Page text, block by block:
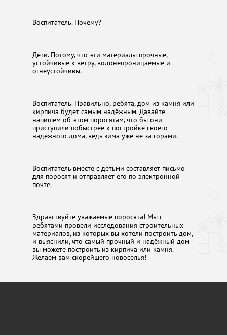
Воспитатель. Почему?
Дети. Потому, что эти материалы прочные,
устойчивые к ветру, водонепроницаемые и
огнеустойчивы.
Воспитатель. Правильно, ребята, дом из камня или
кирпича будет самым надёжным. Давайте
напишем об этом поросятам, что бы они
приступили побыстрее к постройке своего
надёжного дома, ведь зима уже не за горами.
Воспитатель вместе с детьми составляет письмо
для поросят и отправляет его по электронной
почте.
Здравствуйте уважаемые поросята! Мы с
ребятами провели исследования строительных
материалов, из которых вы хотели построить дом,
и выяснили, что самый прочный и надёжный дом
вы можете построить из кирпича или камня.
Желаем вам скорейшего новоселья!